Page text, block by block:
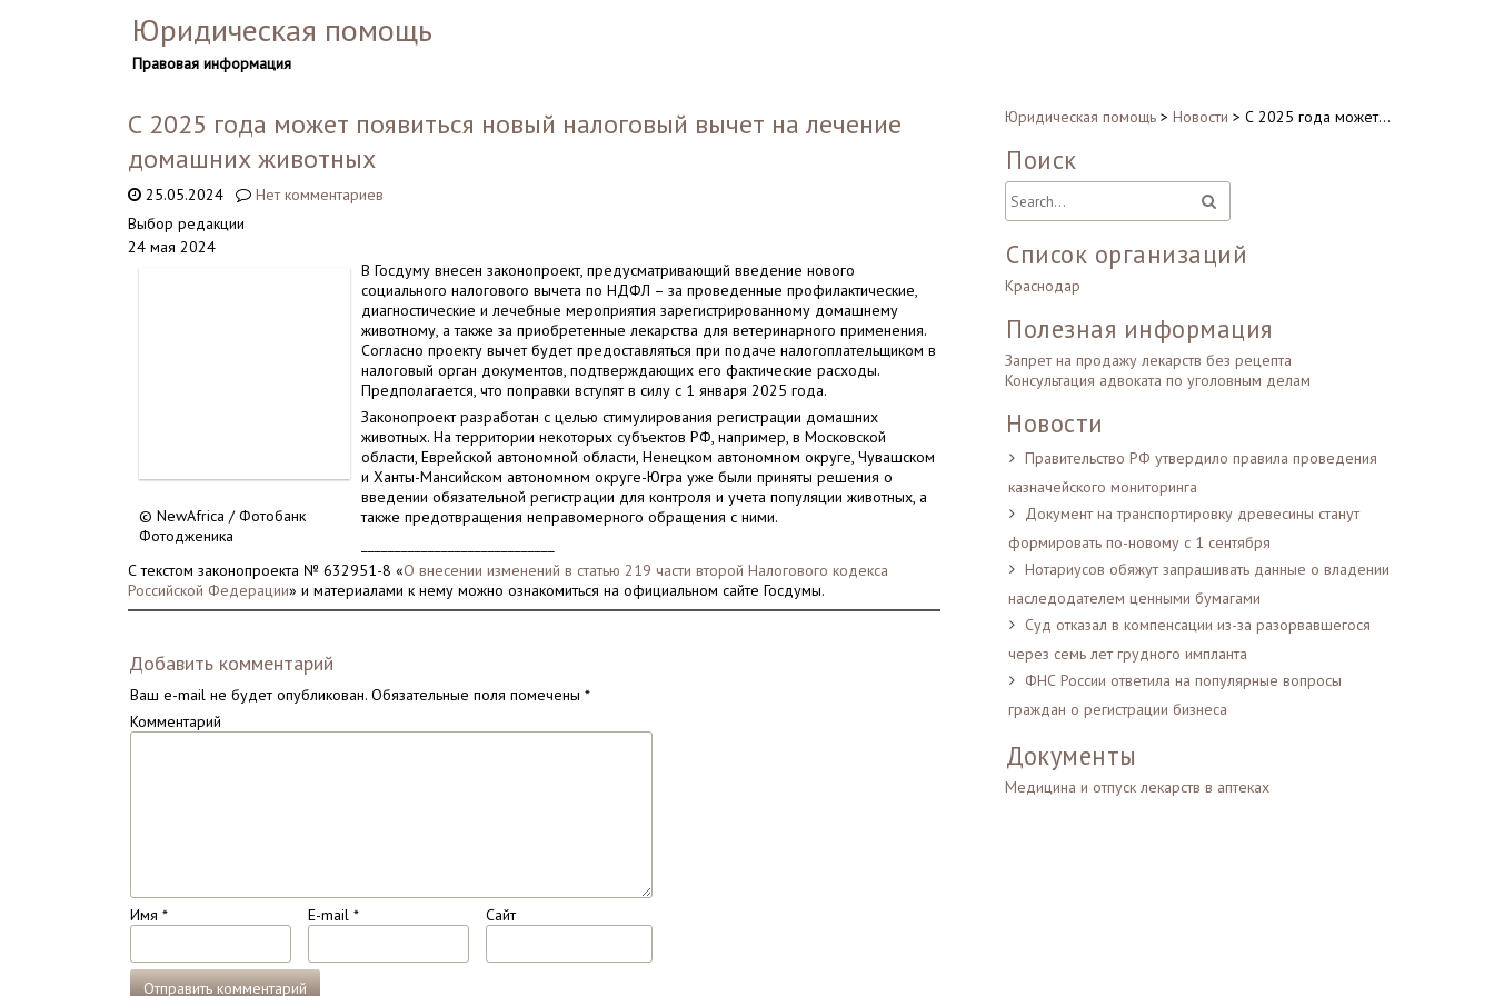
Юридическая помощь
Правовая информация
С 2025 года может появиться новый налоговый вычет на лечение
домашних животных
25.05.2024
Нет комментариев
Выбор редакции
24 мая 2024
© NewAfrica / Фотобанк
Фотодженика
В Госдуму внесен законопроект, предусматривающий введение нового
социального налогового вычета по НДФЛ – за проведенные профилактические,
диагностические и лечебные мероприятия зарегистрированному домашнему
животному, а также за приобретенные лекарства для ветеринарного применения.
Согласно проекту вычет будет предоставляться при подаче налогоплательщиком в
налоговый орган документов, подтверждающих его фактические расходы.
Предполагается, что поправки вступят в силу с 1 января 2025 года.
Законопроект разработан с целью стимулирования регистрации домашних
животных. На территории некоторых субъектов РФ, например, в Московской
области, Еврейской автономной области, Ненецком автономном округе, Чувашском
и Ханты-Мансийском автономном округе-Югра уже были приняты решения о
введении обязательной регистрации для контроля и учета популяции животных, а
также предотвращения неправомерного обращения с ними.
С текстом законопроекта № 632951-8 «О внесении изменений в статью 219 части второй Налогового кодекса
Российской Федерации» и материалами к нему можно ознакомиться на официальном сайте Госдумы.
Добавить комментарий
Ваш e-mail не будет опубликован. Обязательные поля помечены*
Комментарий
Имя* E-mail* Сайт
Юридическая помощь > Новости > С 2025 года может…
Поиск
Список организаций
Краснодар
Полезная информация
Запрет на продажу лекарств без рецепта
Консультация адвоката по уголовным делам
Новости
Правительство РФ утвердило правила проведения
казначейского мониторинга
Документ на транспортировку древесины станут
формировать по-новому с 1 сентября
Нотариусов обяжут запрашивать данные о владении
наследодателем ценными бумагами
Суд отказал в компенсации из-за разорвавшегося
через семь лет грудного импланта
ФНС России ответила на популярные вопросы
граждан о регистрации бизнеса
Документы
Медицина и отпуск лекарств в аптеках